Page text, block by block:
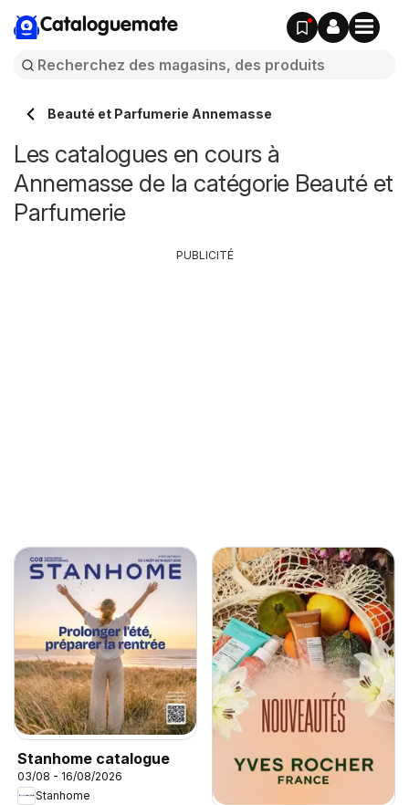
Cataloguemate
Beauté et Parfumerie Annemasse
Les catalogues en cours à
Annemasse de la catégorie Beauté et
Parfumerie
Stanhome catalogue
03/08 - 16/08/2026
Stanhome
PUBLICITÉ